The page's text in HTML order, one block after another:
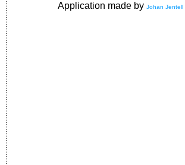
Application made by Johan Jentell